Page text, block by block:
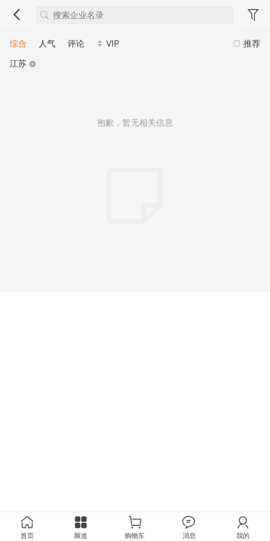
推荐
综合 人气 评论
VIP
江苏
抱歉，暂无相关信息
首页 频道 购物车 消息 我的